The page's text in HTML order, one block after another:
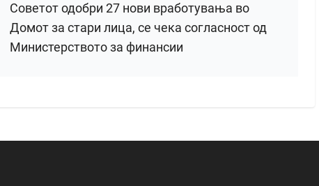
Советот одобри 27 нови вработувања во
Домот за стари лица, се чека согласност од
Министерството за финансии